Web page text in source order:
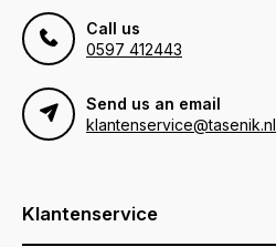
Call us
0597 412443
Send us an email
klantenservice@tasenik.nl
Klantenservice